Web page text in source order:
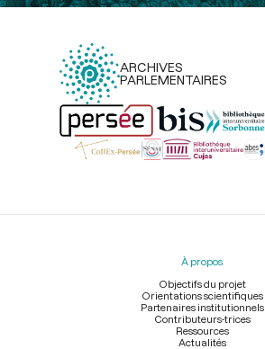
ARCHIVES
PARLEMENTAIRES
Menu
À propos
Objectifs du projet
Orientations scientifiques
Partenaires institutionnels
Contributeurs-trices
Ressources
Actualités